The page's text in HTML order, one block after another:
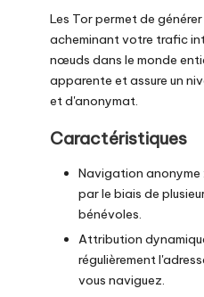
Les Torpermet de
acheminant votre trafic
nœuds dans le monde
apparente et assure un
et d'anonymat.
Caractéristiques
Navigation anonyme
par le biais de
bénévoles.
Attribution
régulièrement
vous naviguez.